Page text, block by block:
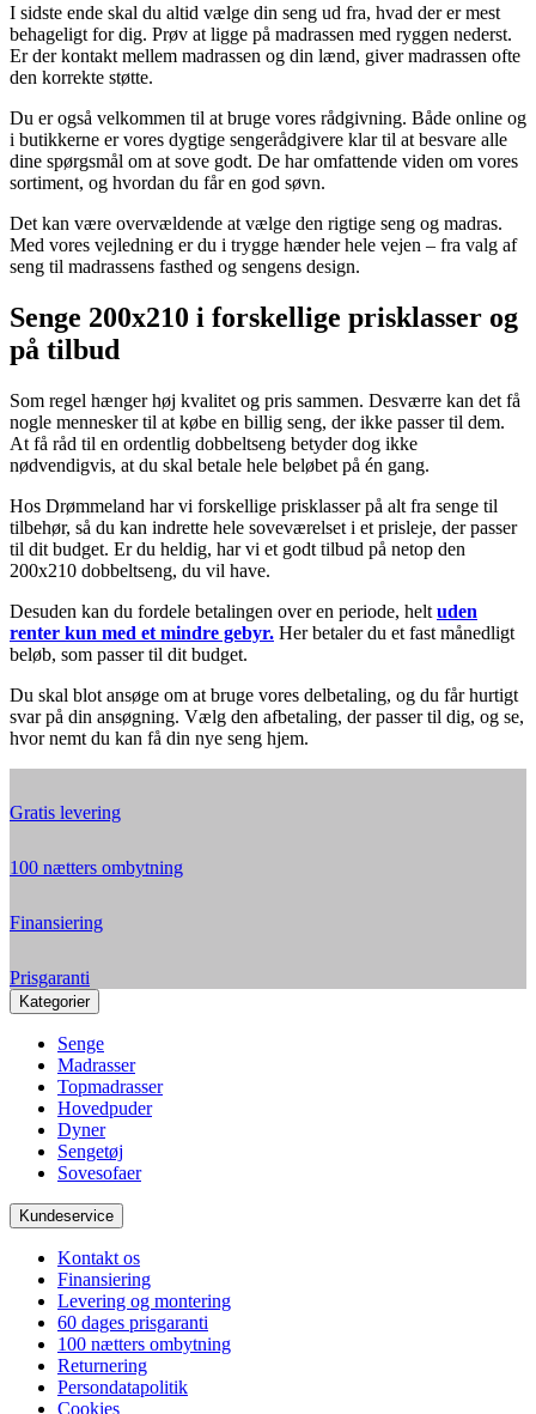
I sidste ende skal du altid vælge din seng ud fra, hvad der er mest
behageligt for dig. Prøv at ligge på madrassen med ryggen nederst.
Er der kontakt mellem madrassen og din lænd, giver madrassen ofte
den korrekte støtte.
Du er også velkommen til at bruge vores rådgivning. Både online og
i butikkerne er vores dygtige sengerådgivere klar til at besvare alle
dine spørgsmål om at sove godt. De har omfattende viden om vores
sortiment, og hvordan du får en god søvn.
Det kan være overvældende at vælge den rigtige seng og madras.
Med vores vejledning er du i trygge hænder hele vejen – fra valg af
seng til madrassens fasthed og sengens design.
Senge 200x210 i forskellige prisklasser og
på tilbud
Som regel hænger høj kvalitet og pris sammen. Desværre kan det få
nogle mennesker til at købe en billig seng, der ikke passer til dem.
At få råd til en ordentlig dobbeltseng betyder dog ikke
nødvendigvis, at du skal betale hele beløbet på én gang.
Hos Drømmeland har vi forskellige prisklasser på alt fra senge til
tilbehør, så du kan indrette hele soveværelset i et prisleje, der passer
til dit budget. Er du heldig, har vi et godt tilbud på netop den
200x210 dobbeltseng, du vil have.
Desuden kan du fordele betalingen over en periode, helt uden
renter kun med et mindre gebyr. Her betaler du et fast månedligt
beløb, som passer til dit budget.
Du skal blot ansøge om at bruge vores delbetaling, og du får hurtigt
svar på din ansøgning. Vælg den afbetaling, der passer til dig, og se,
hvor nemt du kan få din nye seng hjem.
Gratis levering
100 nætters ombytning
Finansiering
Prisgaranti
Kategorier
Senge
Madrasser
Topmadrasser
Hovedpuder
Dyner
Sengetøj
Sovesofaer
Kundeservice
Kontakt os
Finansiering
Levering og montering
60 dages prisgaranti
100 nætters ombytning
Returnering
Persondatapolitik
Cookies